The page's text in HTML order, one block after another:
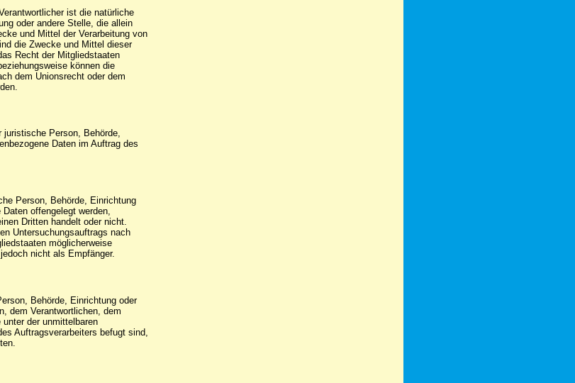
ist die natürliche
oder andere Stelle, die allein
und Mittel der Verarbeitung von
die Zwecke und Mittel dieser
Recht der Mitgliedstaaten
können die
dem Unionsrecht oder dem
juristische Person, Behörde,
Daten im Auftrag des
Person, Behörde, Einrichtung
offengelegt werden,
Dritten handelt oder nicht.
Untersuchungsauftrags nach
möglicherweise
nicht als Empfänger.
Behörde, Einrichtung oder
dem Verantwortlichen, dem
der unmittelbaren
Auftragsverarbeiters befugt sind,